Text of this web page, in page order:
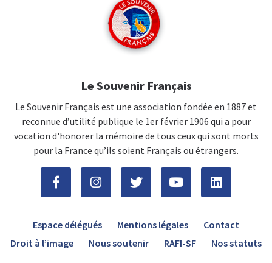
Le Souvenir Français
Le Souvenir Français est une association fondée en 1887 et
reconnue d’utilité publique le 1er février 1906 qui a pour
vocation d'honorer la mémoire de tous ceux qui sont morts
pour la France qu’ils soient Français ou étrangers.
Espace délégués Mentions légales
Contact
Droit à l’image
Nous soutenir RAFI-SF Nos statuts